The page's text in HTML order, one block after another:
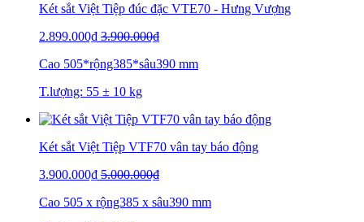
Két sắt Việt Tiệp đúc đặc VTE70 - Hưng Vượng
2.899.000₫ 3.900.000₫
Cao 505*rộng385*sâu390 mm
T.lượng: 55 ± 10 kg
Két sắt Việt Tiệp VTF70 vân tay báo động
3.900.000₫ 5.000.000₫
Cao 505 x rộng385 x sâu390 mm